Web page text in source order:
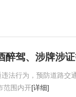
醉驾、涉牌涉
法行为，预防道路
范围内开[详细]